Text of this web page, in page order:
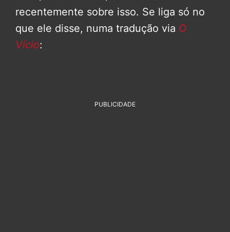
recentemente sobre isso. Se liga só no
que ele disse, numa tradução via O
Vício:
PUBLICIDADE